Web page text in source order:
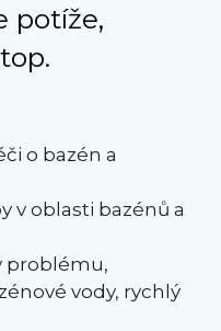
potíže,
o bazén a
v oblasti bazénů a
problému,
vody, rychlý